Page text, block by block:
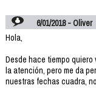
6/01/2018 - Oliver
Hola,
Desde hace tiempo quiero
la atención, pero me da
nuestras fechas cuadra,